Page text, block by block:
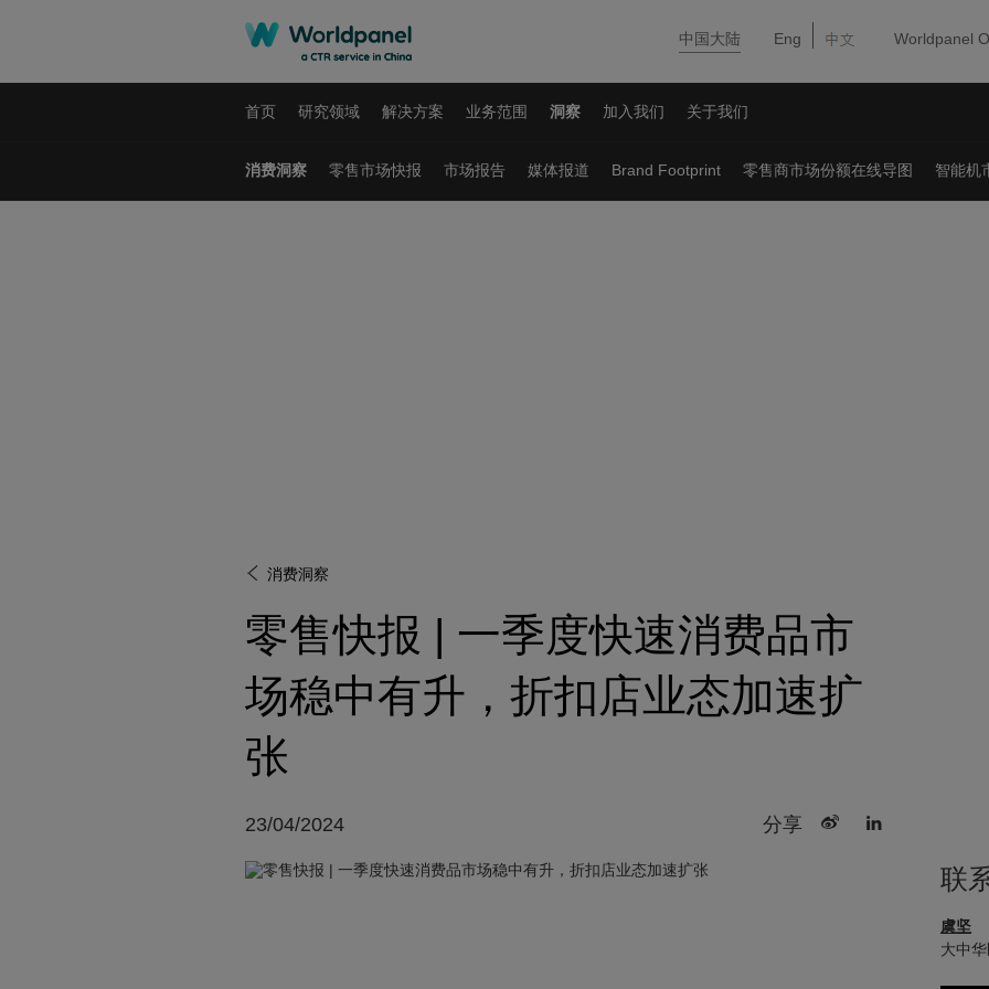
中国大陆 Eng Worldpanel
首页 研究领域 解决方案 业务范围 洞察 加入我们 关于我们
消费洞察 零售市场快报 市场报告 媒体报道 Brand Footprint 零售商市场份额在线导图 智能机
消费洞察
零售快报 | 一季度快速消费品市
场稳中有升，折扣店业态加速扩
张
23/04/2024 分享
联
虞坚
大中